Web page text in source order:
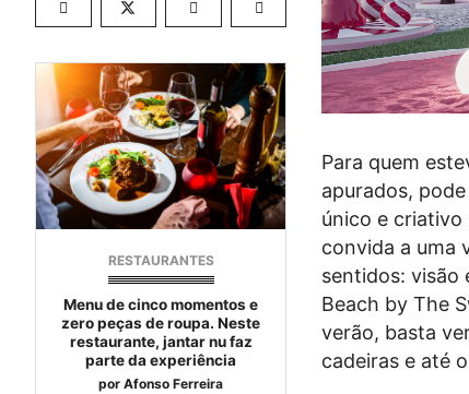
RESTAURANTES
Menu de cinco momentos e
zero peças de roupa. Neste
restaurante, jantar nu faz
parte da experiência
por Afonso Ferreira
Para quem
apurados,
único e criativo
convida a uma
sentidos: visão
Beach by The
verão, basta
cadeiras e até